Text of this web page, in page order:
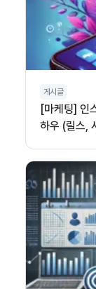
게시글
[마케팅] 인
하우 (릴스,